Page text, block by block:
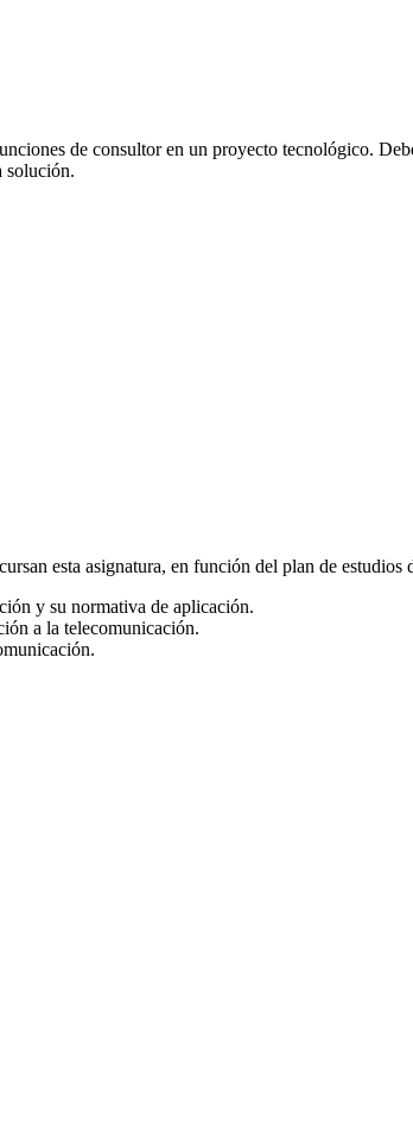
de consultor en un proyecto tecnológico.
solución.
esta asignatura, en función del plan de estudios
y su normativa de aplicación.
a la telecomunicación.